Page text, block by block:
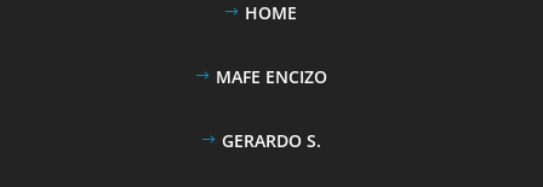
HOME
MAFE ENCIZO
GERARDO S.